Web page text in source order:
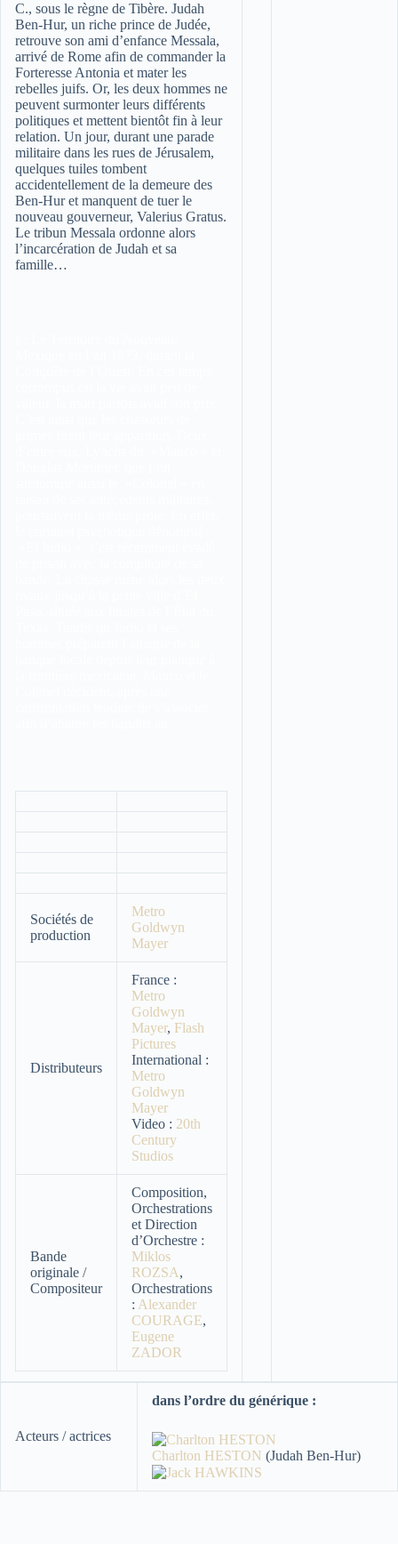
C., sous le règne de Tibère. Judah
Ben-Hur, un riche prince de Judée,
retrouve son ami d’enfance Messala,
arrivé de Rome afin de commander la
Forteresse Antonia et mater les
rebelles juifs. Or, les deux hommes ne
peuvent surmonter leurs différents
politiques et mettent bientôt fin à leur
relation. Un jour, durant une parade
militaire dans les rues de Jérusalem,
quelques tuiles tombent
accidentellement de la demeure des
Ben-Hur et manquent de tuer le
nouveau gouverneur, Valerius Gratus.
Le tribun Messala ordonne alors
l’incarcération de Judah et sa
famille…
Sociétés de
production
Metro
Goldwyn
Mayer
Distributeurs
France :
Metro
Goldwyn
Mayer, Flash
Pictures
International :
Metro
Goldwyn
Mayer
Video : 20th
Century
Studios
Bande
originale /
Compositeur
Composition,
Orchestrations
et Direction
d’Orchestre :
Miklos
ROZSA,
Orchestrations
: Alexander
COURAGE,
Eugene
ZADOR
Acteurs / actrices
dans l’ordre du générique :
Charlton HESTON (Judah Ben-Hur)